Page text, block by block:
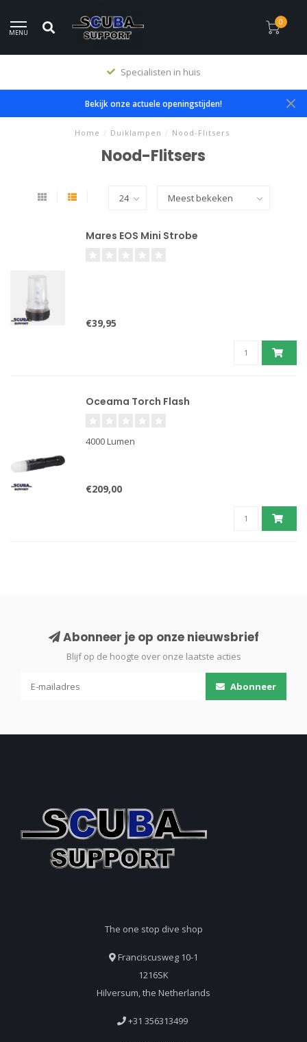
MENU
0
Specialisten in huis
Bekijk onze actuele openingstijden!
Home / Duiklampen / Nood-Flitsers
Nood-Flitsers
Mares EOS Mini Strobe
€39,95
Oceama Torch Flash
4000 Lumen
€209,00
Abonneer je op onze nieuwsbrief
Blijf op de hoogte over onze laatste acties
Abonneer
The one stop dive shop
Franciscusweg 10-1
1216SK
Hilversum, the Netherlands
+31 356313499